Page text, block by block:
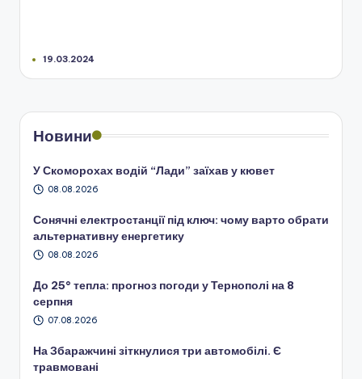
19.03.2024
Новини
У Скоморохах водій “Лади” заїхав у кювет
08.08.2026
Сонячні електростанції під ключ: чому варто обрати
альтернативну енергетику
08.08.2026
До 25° тепла: прогноз погоди у Тернополі на 8
серпня
07.08.2026
На Збаражчині зіткнулися три автомобілі. Є
травмовані